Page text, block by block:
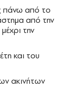
πάνω από το
από την
την
και του
ακινήτων